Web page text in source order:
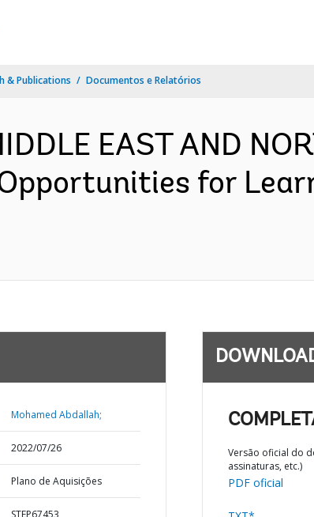
& Publications Documentos e Relatórios
EAST AND
for
Mohamed Abdallah;
2022/07/26
Plano de Aquisições
STEP67453
Versão oficial do
assinaturas, etc.)
PDF oficial